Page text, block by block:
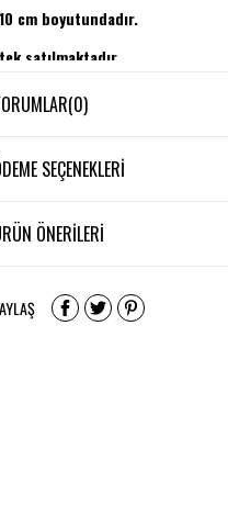
cm boyutundadır.
satılmaktadır.
(0)
SEÇENEKLERI
ÖNERILERI